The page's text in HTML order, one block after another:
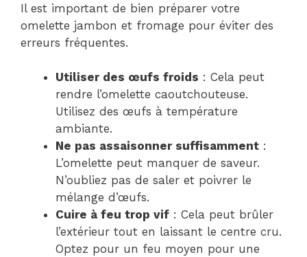
Il est important de bien préparer votre
omelette jambon et fromage pour éviter des
erreurs fréquentes.
Utiliser des œufs froids : Cela peut
rendre l’omelette caoutchouteuse.
Utilisez des œufs à température
ambiante.
Ne pas assaisonner suffisamment :
L’omelette peut manquer de saveur.
N’oubliez pas de saler et poivrer le
mélange d’œufs.
Cuire à feu trop vif : Cela peut brûler
l’extérieur tout en laissant le centre cru.
Optez pour un feu moyen pour une